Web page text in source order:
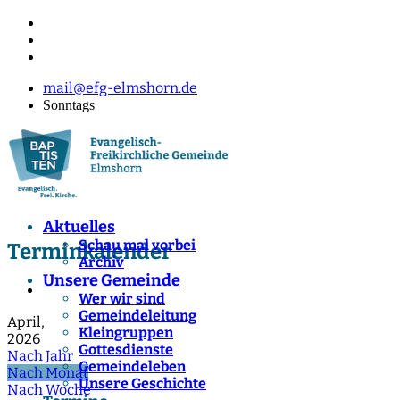
mail@efg-elmshorn.de
Sonntags
Aktuelles
Schau mal vorbei
Archiv
Unsere Gemeinde
Wer wir sind
Gemeindeleitung
Kleingruppen
Gottesdienste
Gemeindeleben
Unsere Geschichte
Terminkalender
April,
2026
Nach Jahr
Nach Monat
Nach Woche